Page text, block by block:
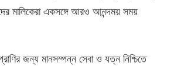
মালিকেরা একসঙ্গে আরও আনন্দময় সময়
জন্য মানসম্পন্ন সেবা ও যত্ন নিশ্চিতে